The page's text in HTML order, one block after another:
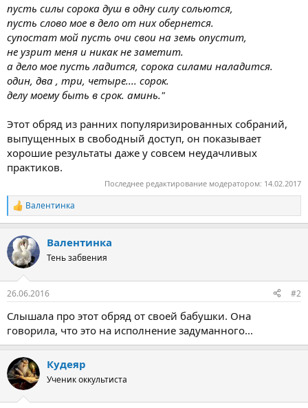
пусть силы сорока душ в одну силу сольются,
пусть слово мое в дело от них обернется.
супостат мой пусть очи свои на земь опустит,
не узрит меня и никак не заметит.
а дело мое пусть ладится, сорока силами наладится.
один, два , три, четыре.... сорок.
делу моему быть в срок. аминь."
Этот обряд из ранних популяризированных собраний,
выпущенных в свободный доступ, он показывает
хорошие результаты даже у совсем неудачливых
практиков.
Последнее редактирование модератором: 14.02.2017
Р
е
к
ц
и
Валентинка
Валентинка
Тень забвения
26.06.2016 #2
Слышала про этот обряд от своей бабушки. Она
говорила, что это на исполнение задуманного...
Кудеяр
Ученик оккультиста